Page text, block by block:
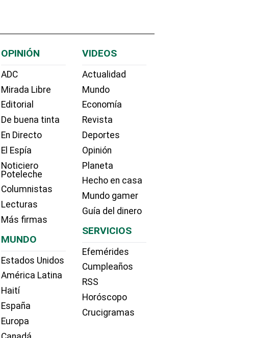
OPINIÓN
ADC
Mirada Libre
Editorial
De buena tinta
En Directo
El Espía
Noticiero
Poteleche
Columnistas
Lecturas
Más firmas
MUNDO
Estados Unidos
América Latina
Haití
España
Europa
VIDEOS
Actualidad
Mundo
Economía
Revista
Deportes
Opinión
Planeta
Hecho en casa
Mundo gamer
Guía del dinero
SERVICIOS
Efemérides
Cumpleaños
RSS
Horóscopo
Crucigramas